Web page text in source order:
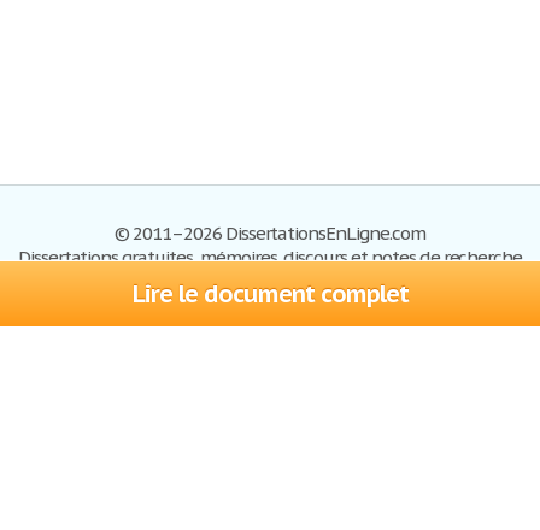
Lire le document complet
© 2011–2026 DissertationsEnLigne.com
Dissertations gratuites, mémoires, discours et notes de recherche